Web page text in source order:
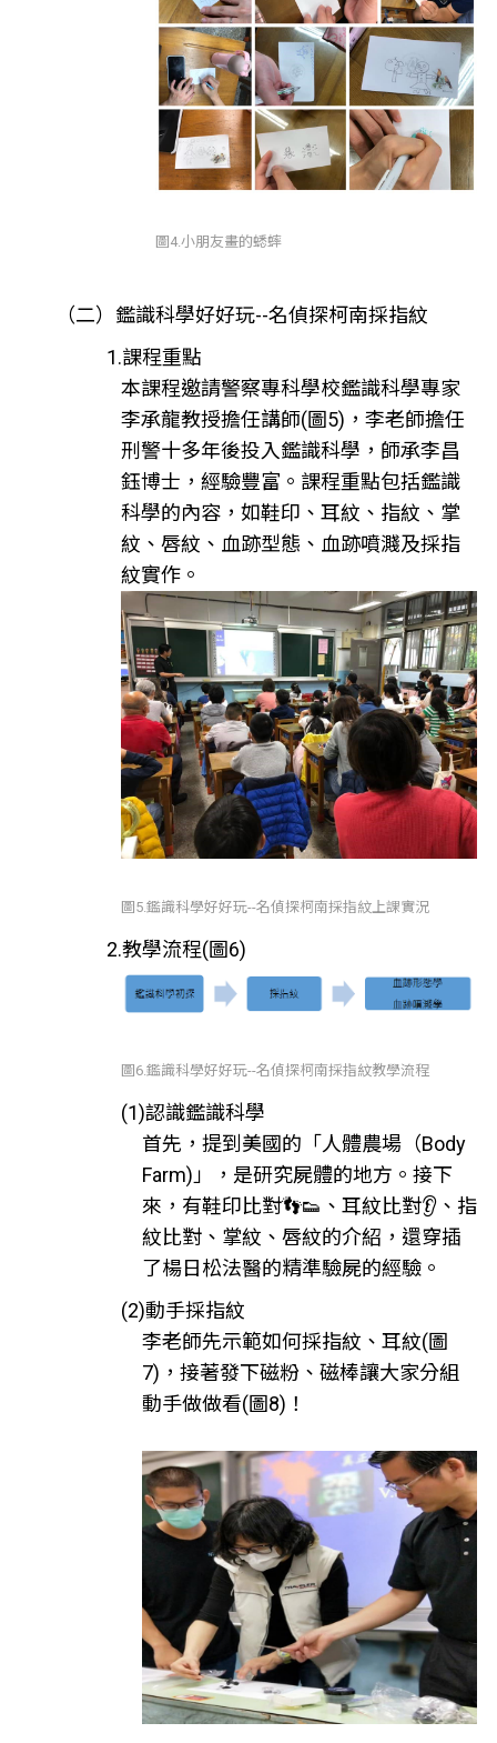
圖4.小朋友畫的蟋蟀
（二）鑑識科學好好玩--名偵探柯南採指紋
1.課程重點
本課程邀請警察專科學校鑑識科學專家
李承龍教授擔任講師(圖5)，李老師擔任
刑警十多年後投入鑑識科學，師承李昌
鈺博士，經驗豐富。課程重點包括鑑識
科學的內容，如鞋印、耳紋、指紋、掌
紋、唇紋、血跡型態、血跡噴濺及採指
紋實作。
圖5.鑑識科學好好玩--名偵探柯南採指紋上課實況
2.教學流程(圖6)
圖6.鑑識科學好好玩--名偵探柯南採指紋教學流程
(1)認識鑑識科學
首先，提到美國的「人體農場（Body
Farm)」，是研究屍體的地方。接下
來，有鞋印比對👣👟、耳紋比對👂、指
紋比對、掌紋、唇紋的介紹，還穿插
了楊日松法醫的精準驗屍的經驗。
(2)動手採指紋
李老師先示範如何採指紋、耳紋(圖
7)，接著發下磁粉、磁棒讓大家分組
動手做做看(圖8)！